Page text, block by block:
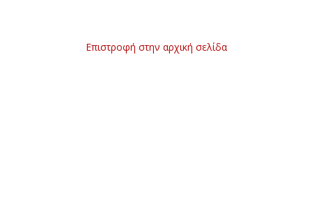
Επιστροφή στην αρχική σελίδα